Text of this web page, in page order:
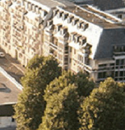
Exporter les lignes
Exporter toutes les
Exporter uniquement les
Menu
<
>
- 🎁 Caen on aime, on
- 🎉 Les événements AVF
- Activités et Loisirs
Ajoutez un logo, un bouton,